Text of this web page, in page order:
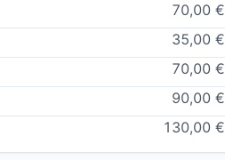
70,00 €
35,00 €
70,00 €
90,00 €
130,00 €